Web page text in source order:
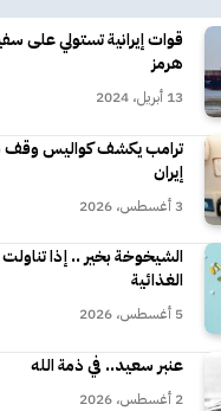
قوات إيرانية تستولي على
هرمز
13 أبريل، 2024
ترامب يكشف كواليس
إيران
3 أغسطس، 2026
الشيخوخة بخير .. إذا
الغذائية
5 أغسطس، 2026
عنبر سعيد.. في ذمة الله
2 أغسطس، 2026